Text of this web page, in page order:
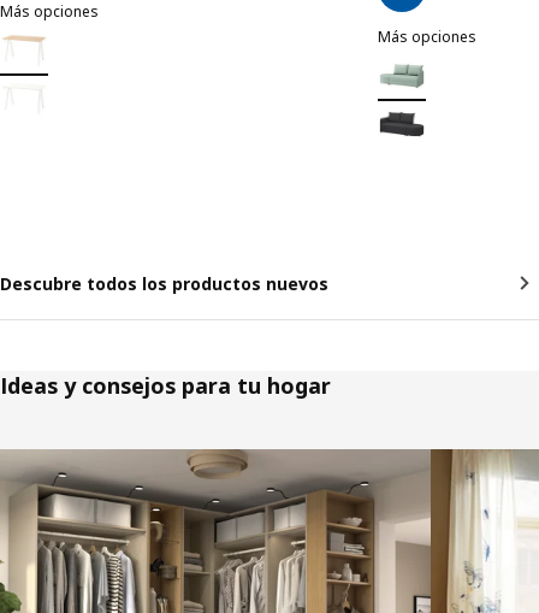
Más opciones
TROTTEN
Opción: TROTTEN, Escritorio, laminado efecto fresno/blanco,
Opción: TROTTEN, Escritorio, blanco, 120x70 cm
Más opciones
Opción:
Opción:
Descubre todos los productos nuevos
Ideas y consejos para tu hogar
Saltar listado